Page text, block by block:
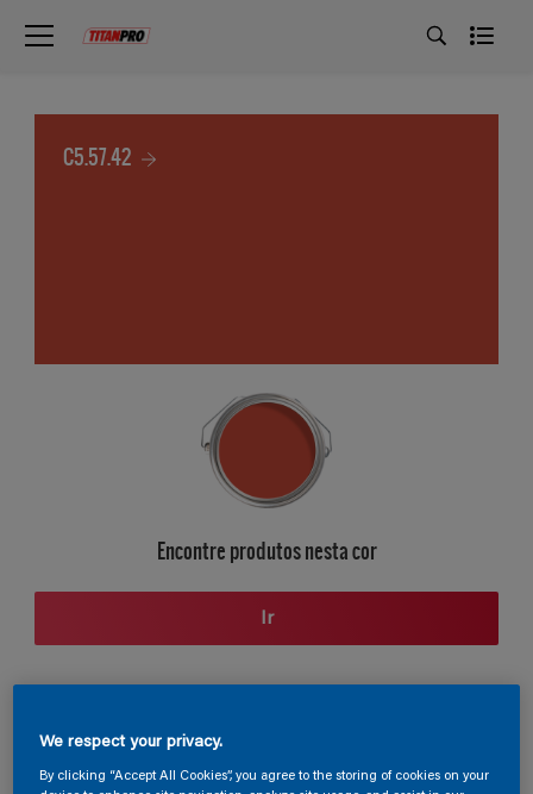
C5.57.42
Encontre produtos nesta cor
Ir
Seção de cores
We respect your privacy.
By clicking “Accept All Cookies”, you agree to the storing of cookies on your